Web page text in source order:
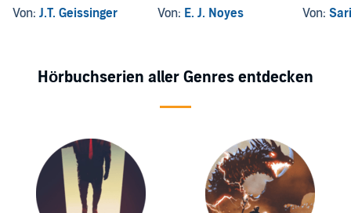
Von: J.T. Geissinger
Von: E. J. Noyes
Von:
Hörbuchserien aller Genres entdecken